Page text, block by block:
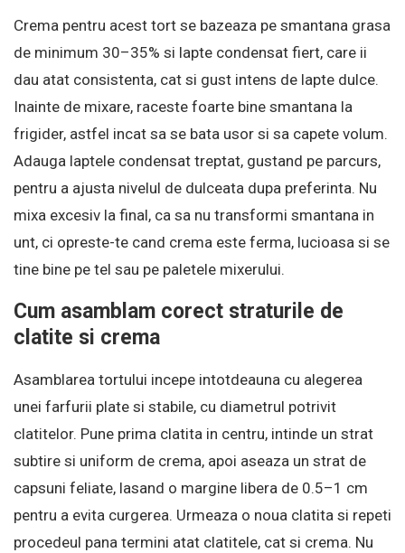
Crema pentru acest tort se bazeaza pe smantana grasa
de minimum 30–35% si lapte condensat fiert, care ii
dau atat consistenta, cat si gust intens de lapte dulce.
Inainte de mixare, raceste foarte bine smantana la
frigider, astfel incat sa se bata usor si sa capete volum.
Adauga laptele condensat treptat, gustand pe parcurs,
pentru a ajusta nivelul de dulceata dupa preferinta. Nu
mixa excesiv la final, ca sa nu transformi smantana in
unt, ci opreste-te cand crema este ferma, lucioasa si se
tine bine pe tel sau pe paletele mixerului.
Cum asamblam corect straturile de
clatite si crema
Asamblarea tortului incepe intotdeauna cu alegerea
unei farfurii plate si stabile, cu diametrul potrivit
clatitelor. Pune prima clatita in centru, intinde un strat
subtire si uniform de crema, apoi aseaza un strat de
capsuni feliate, lasand o margine libera de 0.5–1 cm
pentru a evita curgerea. Urmeaza o noua clatita si repeti
procedeul pana termini atat clatitele, cat si crema. Nu